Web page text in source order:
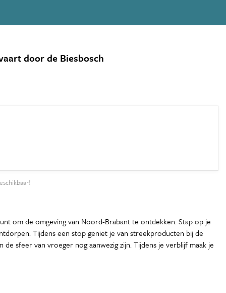
door de Biesbosch
om de omgeving van Noord-Brabant te ontdekken. Stap op je
Tijdens een stop geniet je van streekproducten bij de
sfeer van vroeger nog aanwezig zijn. Tijdens je verblijf maak je